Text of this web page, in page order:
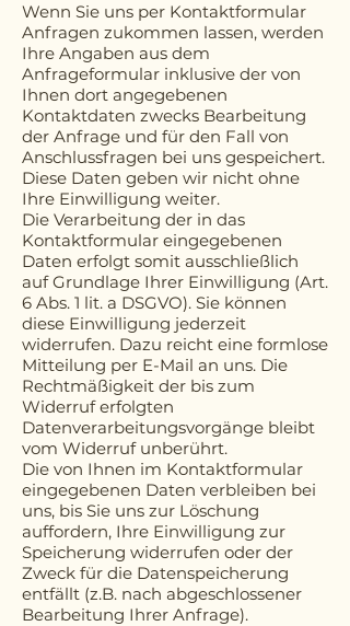
Wenn Sie uns per Kontaktformular
Anfragen zukommen lassen, werden
Ihre Angaben aus dem
Anfrageformular inklusive der von
Ihnen dort angegebenen
Kontaktdaten zwecks Bearbeitung
der Anfrage und für den Fall von
Anschlussfragen bei uns gespeichert.
Diese Daten geben wir nicht ohne
Ihre Einwilligung weiter.
Die Verarbeitung der in das
Kontaktformular eingegebenen
Daten erfolgt somit ausschließlich
auf Grundlage Ihrer Einwilligung (Art.
6 Abs. 1 lit. a DSGVO). Sie können
diese Einwilligung jederzeit
widerrufen. Dazu reicht eine formlose
Mitteilung per E-Mail an uns. Die
Rechtmäßigkeit der bis zum
Widerruf erfolgten
Datenverarbeitungsvorgänge bleibt
vom Widerruf unberührt.
Die von Ihnen im Kontaktformular
eingegebenen Daten verbleiben bei
uns, bis Sie uns zur Löschung
auffordern, Ihre Einwilligung zur
Speicherung widerrufen oder der
Zweck für die Datenspeicherung
entfällt (z.B. nach abgeschlossener
Bearbeitung Ihrer Anfrage).